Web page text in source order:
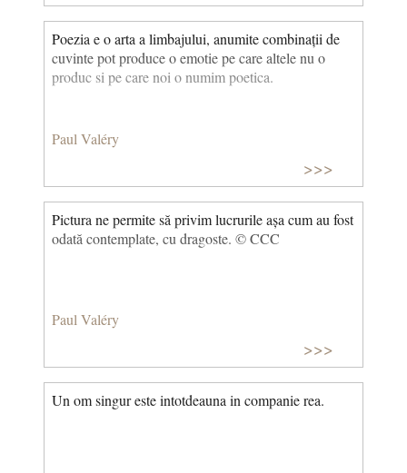
Poezia e o arta a limbajului, anumite combinații de
cuvinte pot produce o emotie pe care altele nu o
produc si pe care noi o numim poetica.
Paul Valéry
>>>
Pictura ne permite să privim lucrurile așa cum au fost
odată contemplate, cu dragoste. © CCC
Paul Valéry
>>>
Un om singur este intotdeauna in companie rea.